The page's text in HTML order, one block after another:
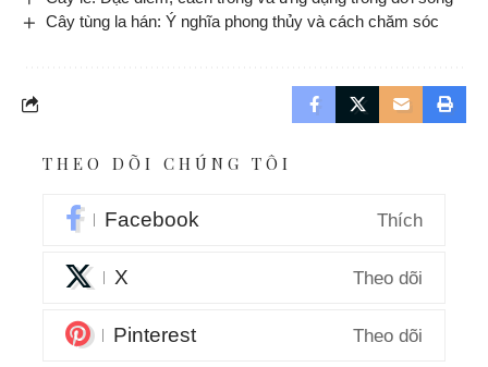
Cây tùng la hán: Ý nghĩa phong thủy và cách chăm sóc
THEO DÕI CHÚNG TÔI
Facebook Thích
X Theo dõi
Pinterest Theo dõi